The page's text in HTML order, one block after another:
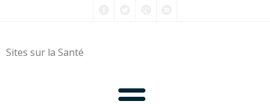
Sites sur la Santé